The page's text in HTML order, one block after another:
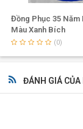
Đồng Phục 35 Năm
Màu Xanh Bích
(0)
ĐÁNH GIÁ CỦA